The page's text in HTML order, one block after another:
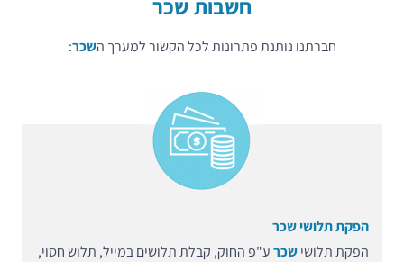
חשבותשכר
חברתנו נותנת פתרונות לכל הקשור למערך השכר:
הפקת תלושי שכר
הפקת תלושישכרע"פ החוק, קבלת תלושים במייל, תלוש חסוי,